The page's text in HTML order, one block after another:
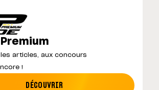
: les cinq constructeurs signent un
articles, aux concours
!
DÉCOUVRIR